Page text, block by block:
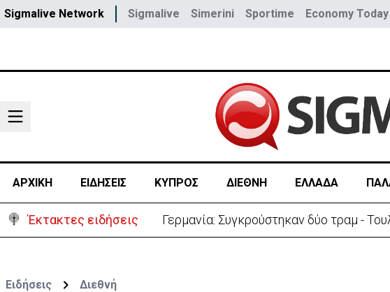
Sigmalive Network Sigmalive Simerini Sportime Economy Today
ΑΡΧΙΚΗ ΕΙΔΗΣΕΙΣ ΚΥΠΡΟΣ ΔΙΕΘΝΗ ΕΛΛΑΔΑ
Έκτακτες ειδήσεις Αυτά είναι τα νέα Διοικητικά
Ειδήσεις Διεθνή